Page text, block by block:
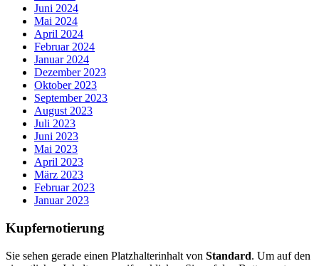
Juni 2024
Mai 2024
April 2024
Februar 2024
Januar 2024
Dezember 2023
Oktober 2023
September 2023
August 2023
Juli 2023
Juni 2023
Mai 2023
April 2023
März 2023
Februar 2023
Januar 2023
Kupfernotierung
Sie sehen gerade einen Platzhalterinhalt von Standard. Um auf den